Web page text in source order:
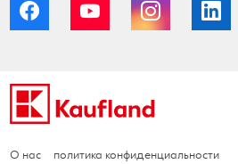
Facebook YouTube Instagram
О нас политика конфиденциальности